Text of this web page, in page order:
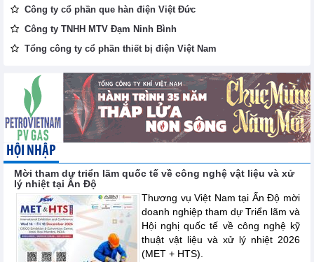
Công ty cổ phần que hàn điện Việt Đức
Công ty TNHH MTV Đạm Ninh Bình
Tổng công ty cổ phần thiết bị điện Việt Nam
HỘI NHẬP
Mời tham dự triển lãm quốc tế về công nghệ vật liệu và xử
lý nhiệt tại Ấn Độ
Thương vụ Việt Nam tại Ấn Độ mời
doanh nghiệp tham dự Triển lãm và
Hội nghị quốc tế về công nghệ kỹ
thuật vật liệu và xử lý nhiệt 2026
(MET + HTS).